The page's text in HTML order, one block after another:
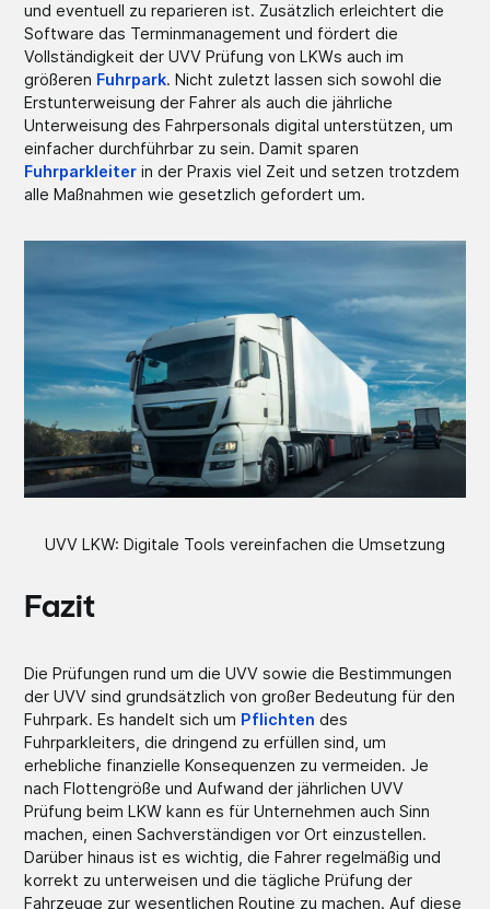
und eventuell zu reparieren ist. Zusätzlich erleichtert die
Software das Terminmanagement und fördert die
Vollständigkeit der UVV Prüfung von LKWs auch im
größeren Fuhrpark. Nicht zuletzt lassen sich sowohl die
Erstunterweisung der Fahrer als auch die jährliche
Unterweisung des Fahrpersonals digital unterstützen, um
einfacher durchführbar zu sein. Damit sparen
Fuhrparkleiter in der Praxis viel Zeit und setzen trotzdem
alle Maßnahmen wie gesetzlich gefordert um.
UVV LKW: Digitale Tools vereinfachen die Umsetzung
Fazit
Die Prüfungen rund um die UVV sowie die Bestimmungen
der UVV sind grundsätzlich von großer Bedeutung für den
Fuhrpark. Es handelt sich um Pflichten des
Fuhrparkleiters, die dringend zu erfüllen sind, um
erhebliche finanzielle Konsequenzen zu vermeiden. Je
nach Flottengröße und Aufwand der jährlichen UVV
Prüfung beim LKW kann es für Unternehmen auch Sinn
machen, einen Sachverständigen vor Ort einzustellen.
Darüber hinaus ist es wichtig, die Fahrer regelmäßig und
korrekt zu unterweisen und die tägliche Prüfung der
Fahrzeuge zur wesentlichen Routine zu machen. Auf diese